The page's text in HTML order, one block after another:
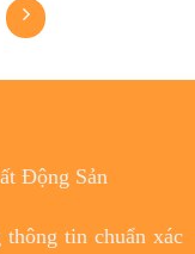
Động Sản
tin chuẩn xác